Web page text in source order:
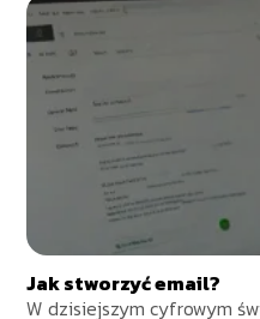
Jak stworzyć email?
W dzisiejszym cyfrowym